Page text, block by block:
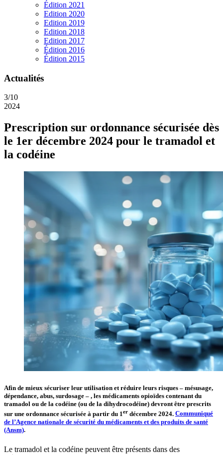
Édition 2021
Edition 2020
Edition 2019
Edition 2018
Edition 2017
Édition 2016
Édition 2015
Actualités
3/10
2024
Prescription sur ordonnance sécurisée dès
le 1er décembre 2024 pour le tramadol et
la codéine
Afin de mieux sécuriser leur utilisation et réduire leurs risques – mésusage,
dépendance, abus, surdosage – , les médicaments opioïdes contenant du
tramadol ou de la codéine (ou de la dihydrocodéine) devront être prescrits
sur une ordonnance sécurisée à partir du 1er décembre 2024. Communiqué
de l’Agence nationale de sécurité du médicaments et des produits de santé
(Ansm).
Le tramadol et la codéine peuvent être présents dans des